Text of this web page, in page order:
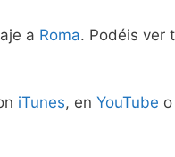
a Roma. Podéis ver
iTunes, en YouTube